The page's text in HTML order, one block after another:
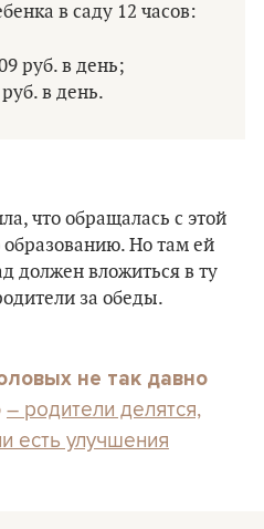
в саду 12 часов:
руб. в день;
в день.
что обращалась с этой
Но там ей
должен вложиться в ту
за обеды.
не так давно
– родители делятся,
есть улучшения